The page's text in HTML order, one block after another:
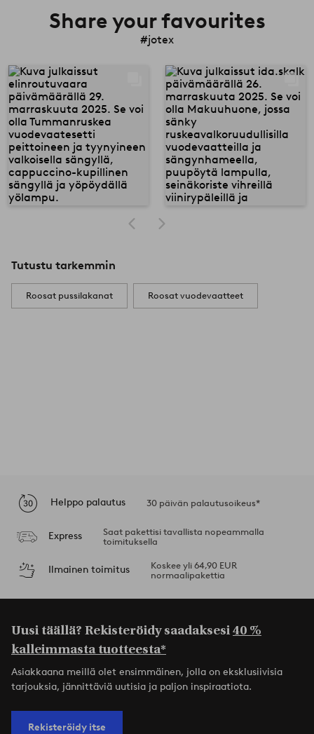
Share your favourites
#jotex
Tutustu tarkemmin
Roosat pussilakanat Roosat vuodevaatteet
Helppo palautus 30 päivän palautusoikeus*
Express
Saat pakettisi tavallista nopeammalla
toimituksella
Ilmainen toimitus
Koskee yli 64,90 EUR
normaalipakettia
Uusi täällä? Rekisteröidy saadaksesi40 %
kalleimmasta tuotteesta*
Asiakkaana meillä olet ensimmäinen, jolla on eksklusiivisia
tarjouksia, jännittäviä uutisia ja paljon inspiraatiota.
Rekisteröidy itse